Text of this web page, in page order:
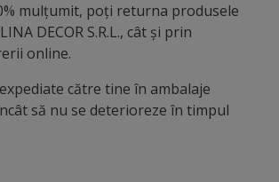
mulțumit, poți returna produsele
DECOR S.R.L., cât și prin
online.
către tine în ambalaje
să nu se deterioreze în timpul